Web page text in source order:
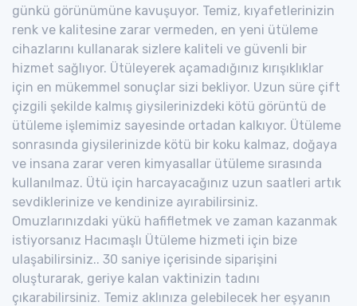
günkü görünümüne kavuşuyor. Temiz, kıyafetlerinizin
renk ve kalitesine zarar vermeden, en yeni ütüleme
cihazlarını kullanarak sizlere kaliteli ve güvenli bir
hizmet sağlıyor. Ütüleyerek açamadığınız kırışıklıklar
için en mükemmel sonuçlar sizi bekliyor. Uzun süre çift
çizgili şekilde kalmış giysilerinizdeki kötü görüntü de
ütüleme işlemimiz sayesinde ortadan kalkıyor. Ütüleme
sonrasında giysilerinizde kötü bir koku kalmaz, doğaya
ve insana zarar veren kimyasallar ütüleme sırasında
kullanılmaz. Ütü için harcayacağınız uzun saatleri artık
sevdiklerinize ve kendinize ayırabilirsiniz.
Omuzlarınızdaki yükü hafifletmek ve zaman kazanmak
istiyorsanız Hacımaşlı Ütüleme hizmeti için bize
ulaşabilirsiniz.. 30 saniye içerisinde siparişini
oluşturarak, geriye kalan vaktinizin tadını
çıkarabilirsiniz. Temiz aklınıza gelebilecek her eşyanın